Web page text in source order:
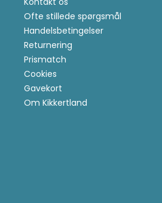
Ofte stillede spørgsmål
Handelsbetingelser
Returnering
Prismatch
Cookies
Gavekort
Om Kikkertland